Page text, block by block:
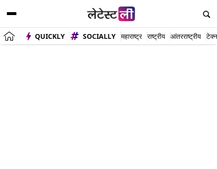
QUICKLY SOCIALLY महाराष्ट्र राष्ट्रीय आंतरराष्ट्रीय